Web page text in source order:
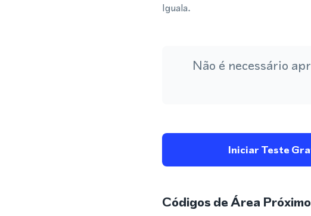
Iguala.
Não é necessário
Iniciar Teste
Códigos de Área